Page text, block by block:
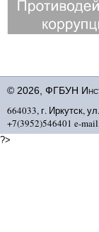
© 2026, ФГБУН
664033, г. Иркутск,
+7(3952)546401 e-
?>